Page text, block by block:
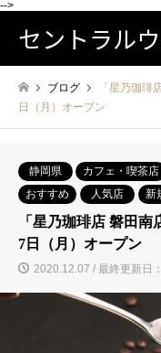
-->
セントラル
ブログ
「星乃珈
日（月）オープン
静岡県 カフェ・喫茶店
おすすめ
人気店 新
「星乃珈琲店 磐田南
7日（月）オープン
2020.12.07 / 最終更新日